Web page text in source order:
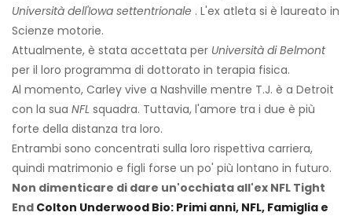
Università dell'Iowa settentrionale . L'ex atleta si è laureato in
Scienze motorie.
Attualmente, è stata accettata per Università di Belmont
per il loro programma di dottorato in terapia fisica.
Al momento, Carley vive a Nashville mentre T.J. è a Detroit
con la sua NFL squadra. Tuttavia, l'amore tra i due è più
forte della distanza tra loro.
Entrambi sono concentrati sulla loro rispettiva carriera,
quindi matrimonio e figli forse un po' più lontano in futuro.
Non dimenticare di dare un'occhiata all'ex NFL Tight
End Colton Underwood Bio: Primi anni, NFL, Famiglia e